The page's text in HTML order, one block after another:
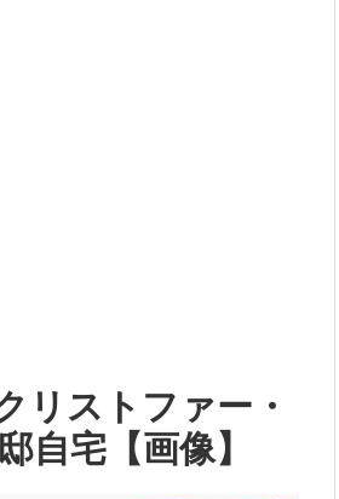
リストファー・
自宅【画像】